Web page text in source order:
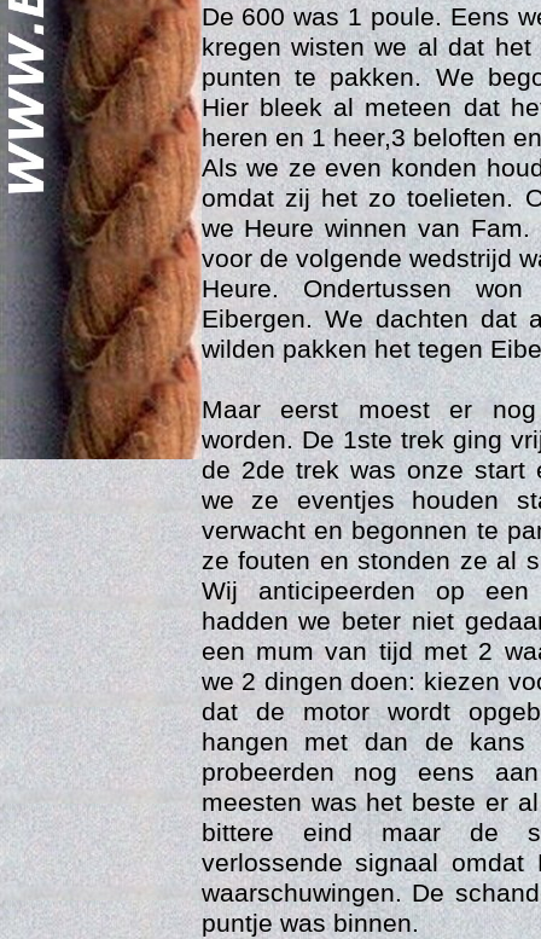
De 600 was 1 poule. Eens
kregen wisten we al dat
punten te pakken. We
Hier bleek al meteen dat
heren en 1 heer,3 beloften
Als we ze even konden
omdat zij het zo toelieten.
we Heure winnen van
voor de volgende wedstrijd
Heure. Ondertussen
Eibergen. We dachten dat
wilden pakken het tegen
Maar eerst moest er
worden. De 1ste trek ging
de 2de trek was onze start
we ze eventjes houden
verwacht en begonnen te
ze fouten en stonden ze al
Wij anticipeerden op
hadden we beter niet
een mum van tijd met 2
we 2 dingen doen: kiezen
dat de motor wordt
hangen met dan de
probeerden nog eens
meesten was het beste er
bittere eind maar de
verlossende signaal
waarschuwingen. De
puntje was binnen.